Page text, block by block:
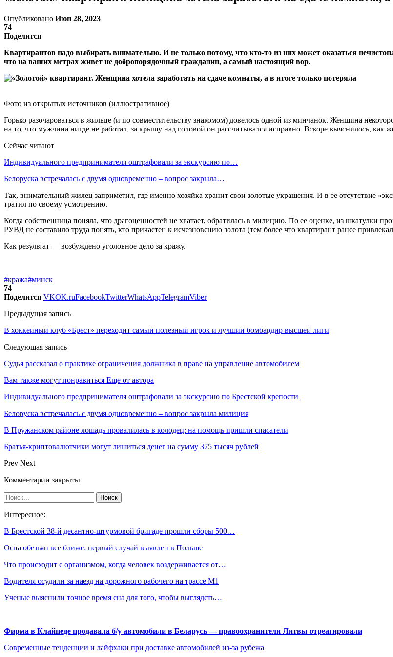
Опубликовано Июн 28, 2023
74
Поделится
Квартирантов надо выбирать внимательно. И не только потому, что кто-то из них может оказаться
что на ваших метрах живет не добропорядочный гражданин, а самый настоящий вор.
Фото из открытых источников (иллюстративное)
Горько разочароваться в жильце (и по совместительству знакомом) довелось одной из минчанок. Женщина
на то, что мужчина нигде не работал, за крышу над головой он рассчитывался исправно. Вскоре выяснилось, как
Сейчас читают
Индивидуального предпринимателя оштрафовали за экскурсию по…
Белоруска встречалась с двумя одновременно – вопрос закрыла…
Так, внимательный жилец заприметил, где именно хозяйка хранит свои золотые украшения. И в ее отсутствие
тратил по своему усмотрению.
Когда собственница поняла, что драгоценностей не хватает, обратилась в милицию. По ее оценке, из шкатулки
РУВД не составило труда понять, кто причастен к исчезновению золота (тем более что квартирант ранее
Как результат — возбуждено уголовное дело за кражу.
#кража#минск
74
Поделится VKOK.ruFacebookTwitterWhatsAppTelegramViber
Предыдущая запись
В хоккейный клуб «Брест» переходит самый полезный игрок и лучший бомбардир высшей лиги
Следующая запись
Судья рассказал о практике ограничения должника в праве на управление автомобилем
Вам также могут понравиться Еще от автора
Индивидуального предпринимателя оштрафовали за экскурсию по Брестской крепости
Белоруска встречалась с двумя одновременно – вопрос закрыла милиция
В Пружанском районе лошадь провалилась в колодец: на помощь пришли спасатели
Братья-криптовалютчики могут лишиться денег на сумму 375 тысяч рублей
Prev Next
Комментарии закрыты.
Интересное:
В Брестской 38-й десантно-штурмовой бригаде прошли сборы 500…
Оспа обезьян все ближе: первый случай выявлен в Польше
Что происходит с организмом, когда человек воздерживается от…
Водителя осудили за наезд на дорожного рабочего на трассе М1
Ученые выяснили точное время сна для того, чтобы выглядеть…
Фирма в Клайпеде продавала б/у автомобили в Беларусь — правоохранители Литвы отреагировали
Современные тенденции и лайфхаки при доставке автомобилей из-за рубежа